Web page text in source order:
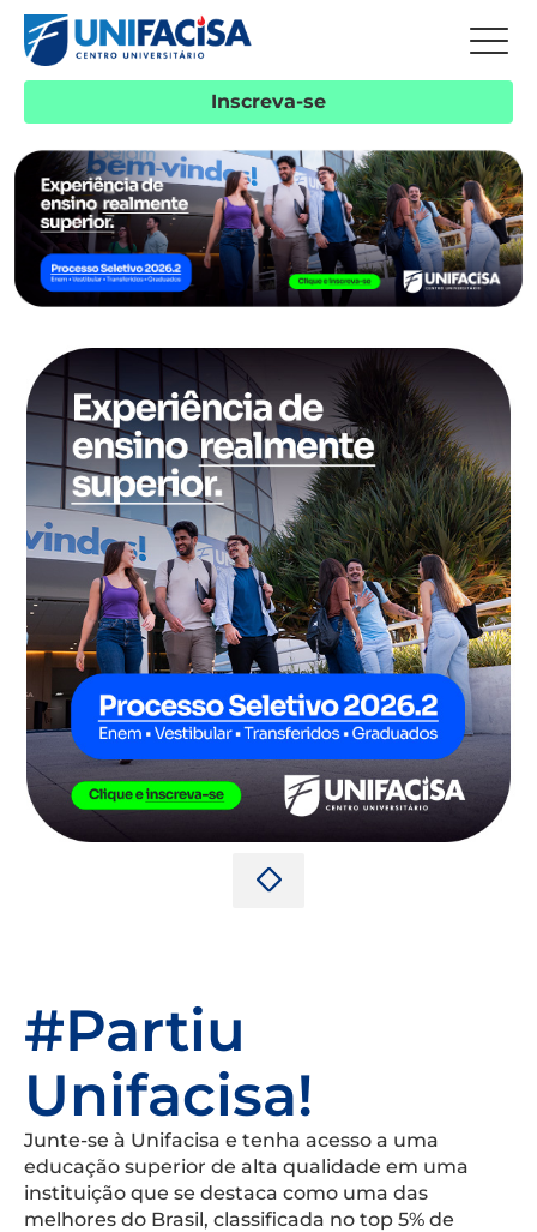
Inscreva-se
#Partiu
Unifacisa!
Junte-se à Unifacisa e tenha acesso a uma
educação superior de alta qualidade em uma
instituição que se destaca como uma das
melhores do Brasil, classificada no top 5% de